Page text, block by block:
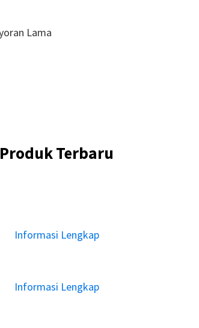
Produk Terbaru
Informasi Lengkap
Informasi Lengkap